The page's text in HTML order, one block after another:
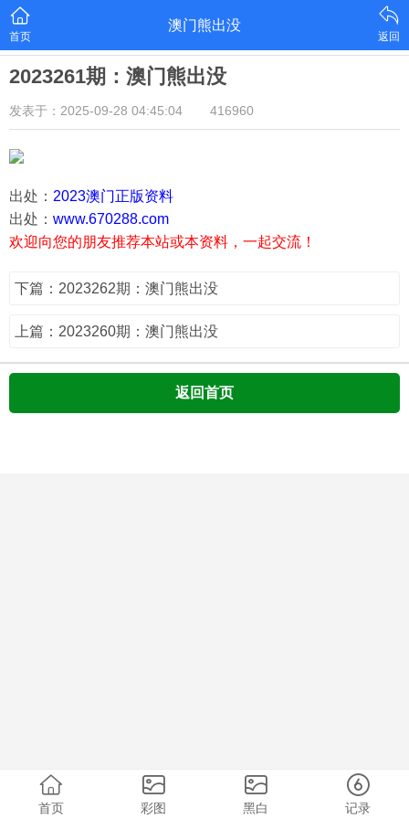
首页
澳门熊出没
返回
2023261期：澳门熊出没
发表于：2025-09-28 04:45:04 416960
出处： 2023澳门正版资料
出处： www.670288.com
欢迎向您的朋友推荐本站或本资料，一起交流！
下篇：2023262期：澳门熊出没
上篇：2023260期：澳门熊出没
返回首页
首页 彩图 黑白 记录